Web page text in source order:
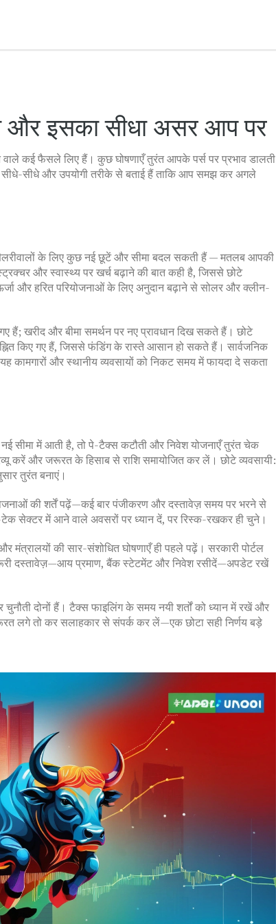
इसका सीधा असर आप पर
कई फैसले लिए हैं। कुछ घोषणाएँ तुरंत आपके पर्स पर प्रभाव डालती
सीधे-सीधे और उपयोगी तरीके से बताई हैं ताकि आप समझ कर अगले
के लिए कुछ नई छूटें और सीमा बदल सकती हैं — मतलब आपकी
और स्वास्थ्य पर खर्च बढ़ाने की बात कही है, जिससे छोटे
और हरित परियोजनाओं के लिए अनुदान बढ़ाने से सोलर और क्लीन-
हैं; खरीद और बीमा समर्थन पर नए प्रावधान दिख सकते हैं। छोटे
किए गए हैं, जिससे फंडिंग के रास्ते आसान हो सकते हैं। सार्वजनिक
कामगारों और स्थानीय व्यवसायों को निकट समय में फायदा दे सकता
में आती है, तो पे-टैक्स कटौती और निवेश योजनाएँ तुरंत चेक
करें और जरूरत के हिसाब से राशि समायोजित कर लें। छोटे व्यवसायी:
तुरंत बनाएं।
की शर्तें पढ़ें—कई बार पंजीकरण और दस्तावेज़ समय पर भरने से
सेक्टर में आने वाले अवसरों पर ध्यान दें, पर रिस्क-रखकर ही चुने।
मंत्रालयों की सार-संशोधित घोषणाएँ ही पहले पढ़ें। सरकारी पोर्टल
दस्तावेज़—आय प्रमाण, बैंक स्टेटमेंट और निवेश रसीदें—अपडेट रखें
दोनों हैं। टैक्स फाइलिंग के समय नयी शर्तों को ध्यान में रखें और
लगे तो कर सलाहकार से संपर्क कर लें—एक छोटा सही निर्णय बड़े